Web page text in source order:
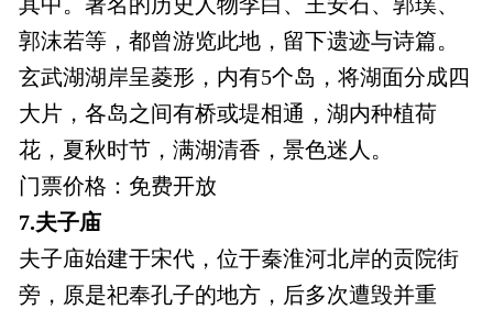
郭沫若等，都曾游览此地，留下遗迹与诗篇。
玄武湖湖岸呈菱形，内有5个岛，将湖面分成四
大片，各岛之间有桥或堤相通，湖内种植荷
花，夏秋时节，满湖清香，景色迷人。
门票价格：免费开放
7.夫子庙
夫子庙始建于宋代，位于秦淮河北岸的贡院街
旁，原是祀奉孔子的地方，后多次遭毁并重